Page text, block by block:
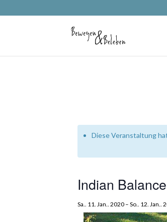
Diese Veranstaltung
Indian
Sa.. 11. Jan.. 2020 –So.. 12. Jan..